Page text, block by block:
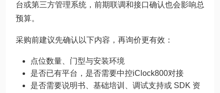
台或第三方管理系统，前期联调和接口确认也会影响总
预算。
采购前建议先确认以下内容，再询价更有效：
点位数量、门型与安装环境
是否已有平台，是否需要中控iClock800对接
是否需要说明书、基础培训、调试支持或 SDK 资